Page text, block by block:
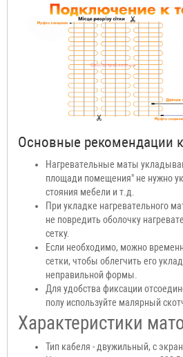
Основные рекомендации
Нагревательные маты
площади помещения" не нужно
стояния мебели и т.д.
При укладке нагревательного
не повредить оболочку
сетку.
Если необходимо, можно
сетки, чтобы облегчить его
неправильной формы.
Для удобства фиксации
полу используйте малярный
Характеристики
Тип кабеля - двужильный, с